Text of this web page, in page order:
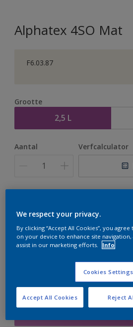
Alphatex 4SO Mat
F6.03.87
Grootte
2,5 L
Aantal Verfcalculator
te bestellen. Houd de website in
We respect your privacy.
By clicking “Accept All Cookies”, you
on your device to enhance site navigation,
assist in our marketing efforts.
Info
Cookies Settings
Reject
Accept All Cookies